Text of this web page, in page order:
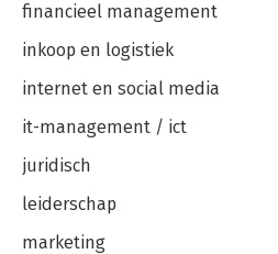
financieel management
inkoop en logistiek
internet en social media
it-management / ict
juridisch
leiderschap
marketing